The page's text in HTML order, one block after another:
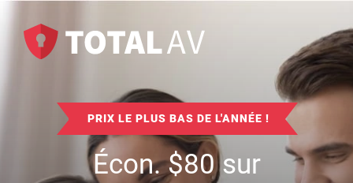
PRIX LE PLUS BAS DE L'ANNÉE !
Écon.$80sur